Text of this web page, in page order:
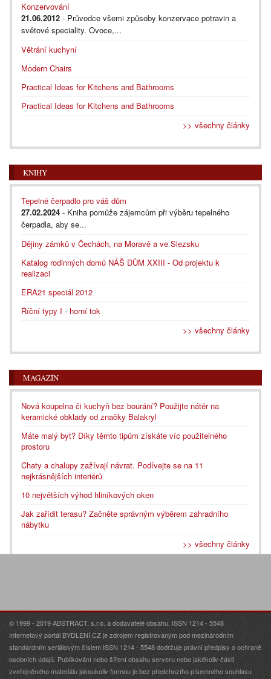
Konzervování
21.06.2012 - Průvodce všemi způsoby konzervace potravin a
světové speciality. Ovoce,...
Větrání kuchyní
Modern Chairs
Practical Ideas for Kitchens and Bathrooms
Practical Ideas for Kitchens and Bathrooms
>> všechny články
KNIHY
Tepelné čerpadlo pro váš dům
27.02.2024 - Kniha pomůže zájemcům při výběru tepelného
čerpadla, aby se...
Dějiny zámků v Čechách, na Moravě a ve Slezsku
Katalog rodinných domů NÁŠ DŮM XXIII - Od projektu k
realizaci
ERA21 speciál 2012
Říční typy I - horní tok
>> všechny články
MAGAZÍN
Nová koupelna či kuchyň bez bourání? Použijte nátěr na
keramické obklady od značky Balakryl
Máte malý byt? Díky těmto tipům získáte víc použitelného
prostoru
Chaty a chalupy zažívají návrat. Podívejte se na 11
nejkrásnějších interiérů
10 největších výhod hliníkových oken
Jak zařídit terasu? Začněte správným výběrem zahradního
nábytku
>> všechny články
© 1999 - 2019 ABSTRACT, s.r.o. a dodavatelé obsahu. ISSN 1214 - 5548
Internetový portál BYDLENÍ.CZ je zdrojem registrovaným pod mezinárodním
standardním seriálovým číslem ISSN 1214 - 5548 dodržuje právní předpisy o ochraně
osobních údajů. Publikování nebo šíření obsahu serveru nebo jakékoliv části
zveřejněného materiálu jakoukoliv formou je bez předchozího písemného souhlasu